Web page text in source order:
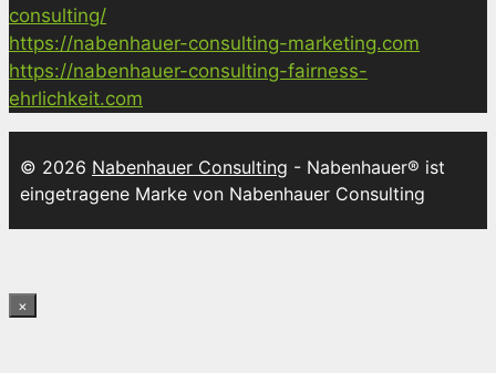
consulting/
https://nabenhauer-consulting-marketing.com
https://nabenhauer-consulting-fairness-
ehrlichkeit.com
© 2026 Nabenhauer Consulting - Nabenhauer® ist
eingetragene Marke von Nabenhauer Consulting
×